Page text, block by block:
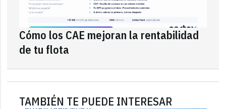
Cómo los CAE mejoran la rentabilidad
de tu flota
TAMBIÉN TE PUEDE INTERESAR